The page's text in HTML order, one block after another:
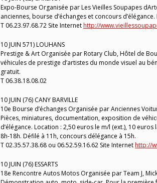
Expo-Bourse Organisée par Les Vieilles Soupapes
anciennes, bourse d’échanges et concours
T 06.23.97.68.72 Site Internethttp://
10 JUIN 571) LOUHANS
Prestige & Art Organisée par Rotary Club, Hôtel de
véhicules de prestige d’artistes du monde visuel au
gratuit.
T 06.38.18.08.02
10 JUIN (76) CANY BARVILLE
10e Bourse d’échanges Organisée par Anciennes
Pièces, miniatures, documentation, exposition de
d’élégance. Location : 2,50 euros le m/l (ext.), 10
8h-18h. Défilé à 11h, concours délégance à 15h.
T 02.35.57.38.68 ou 06.52.59.16.62 Site Internethttp://
10 JUIN (76) ESSARTS
18e Rencontre Autos Motos Organisée par Team J,